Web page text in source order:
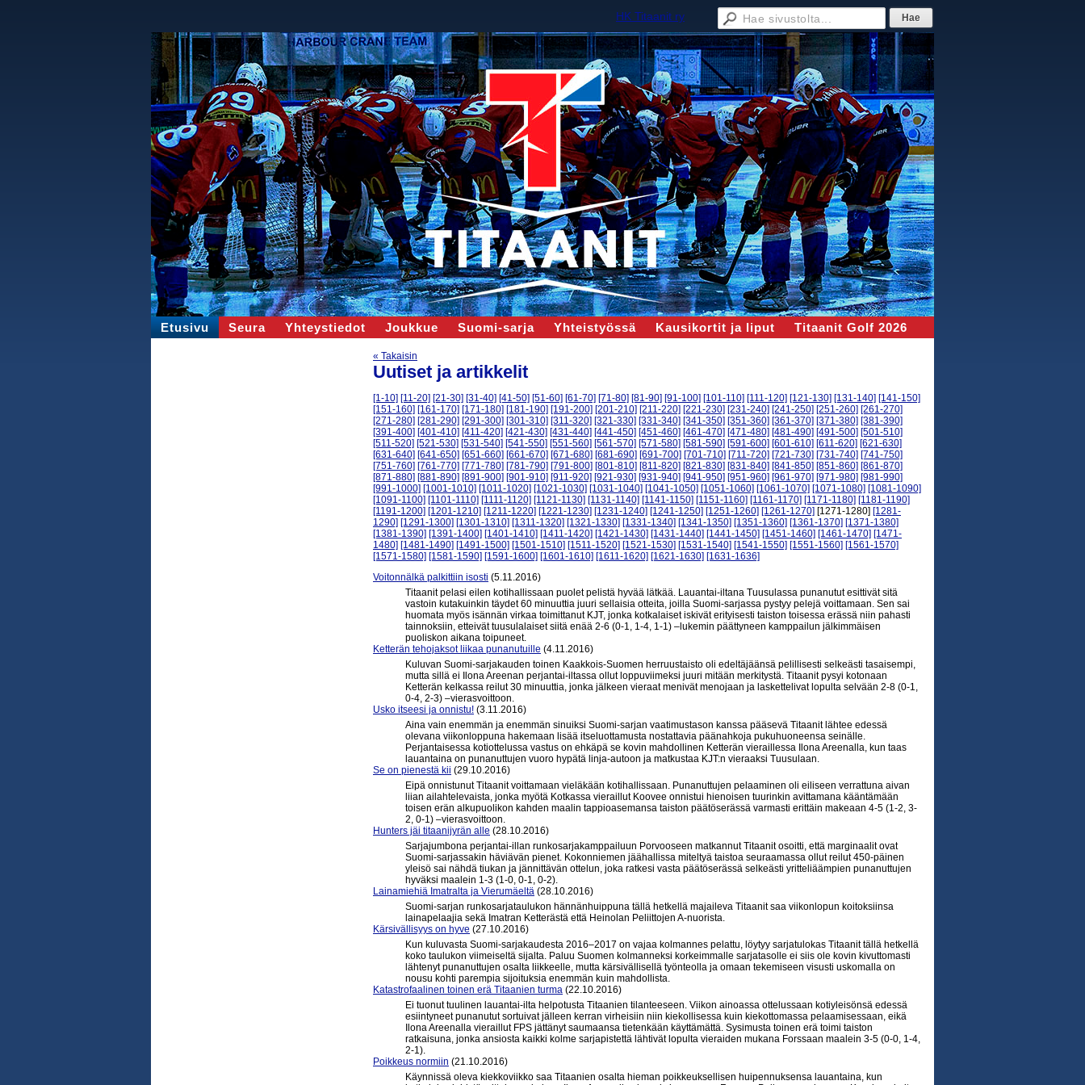
HK Titaanit ry
Etusivu Seura Yhteystiedot Joukkue Suomi-sarja Yhteistyössä Kausikortit ja liput Titaanit Golf 2026
« Takaisin
Uutiset ja artikkelit
[1-10] [11-20] [21-30] [31-40] [41-50] [51-60] [61-70] [71-80] [81-90] [91-100] [101-110] [111-120] [121-130] [131-140] [141-150]
[151-160] [161-170] [171-180] [181-190] [191-200] [201-210] [211-220] [221-230] [231-240] [241-250] [251-260] [261-270]
[271-280] [281-290] [291-300] [301-310] [311-320] [321-330] [331-340] [341-350] [351-360] [361-370] [371-380] [381-390]
[391-400] [401-410] [411-420] [421-430] [431-440] [441-450] [451-460] [461-470] [471-480] [481-490] [491-500] [501-510]
[511-520] [521-530] [531-540] [541-550] [551-560] [561-570] [571-580] [581-590] [591-600] [601-610] [611-620] [621-630]
[631-640] [641-650] [651-660] [661-670] [671-680] [681-690] [691-700] [701-710] [711-720] [721-730] [731-740] [741-750]
[751-760] [761-770] [771-780] [781-790] [791-800] [801-810] [811-820] [821-830] [831-840] [841-850] [851-860] [861-870]
[871-880] [881-890] [891-900] [901-910] [911-920] [921-930] [931-940] [941-950] [951-960] [961-970] [971-980] [981-990]
[991-1000] [1001-1010] [1011-1020] [1021-1030] [1031-1040] [1041-1050] [1051-1060] [1061-1070] [1071-1080] [1081-1090]
[1091-1100] [1101-1110] [1111-1120] [1121-1130] [1131-1140] [1141-1150] [1151-1160] [1161-1170] [1171-1180] [1181-1190]
[1191-1200] [1201-1210] [1211-1220] [1221-1230] [1231-1240] [1241-1250] [1251-1260] [1261-1270] [1271-1280] [1281-
1290] [1291-1300] [1301-1310] [1311-1320] [1321-1330] [1331-1340] [1341-1350] [1351-1360] [1361-1370] [1371-1380]
[1381-1390] [1391-1400] [1401-1410] [1411-1420] [1421-1430] [1431-1440] [1441-1450] [1451-1460] [1461-1470] [1471-
1480] [1481-1490] [1491-1500] [1501-1510] [1511-1520] [1521-1530] [1531-1540] [1541-1550] [1551-1560] [1561-1570]
[1571-1580] [1581-1590] [1591-1600] [1601-1610] [1611-1620] [1621-1630] [1631-1636]
Voitonnälkä palkittiin isosti (5.11.2016)
Titaanit pelasi eilen kotihallissaan puolet pelistä hyvää lätkää. Lauantai-iltana Tuusulassa punanutut esittivät sitä
vastoin kutakuinkin täydet 60 minuuttia juuri sellaisia otteita, joilla Suomi-sarjassa pystyy pelejä voittamaan. Sen sai
huomata myös isännän virkaa toimittanut KJT, jonka kotkalaiset iskivät erityisesti taiston toisessa erässä niin pahasti
tainnoksiin, etteivät tuusulalaiset siitä enää 2-6 (0-1, 1-4, 1-1) –lukemin päättyneen kamppailun jälkimmäisen
puoliskon aikana toipuneet.
Ketterän tehojaksot liikaa punanutuille (4.11.2016)
Kuluvan Suomi-sarjakauden toinen Kaakkois-Suomen herruustaisto oli edeltäjäänsä pelillisesti selkeästi tasaisempi,
mutta sillä ei Ilona Areenan perjantai-iltassa ollut loppuviimeksi juuri mitään merkitystä. Titaanit pysyi kotonaan
Ketterän kelkassa reilut 30 minuuttia, jonka jälkeen vieraat menivät menojaan ja laskettelivat lopulta selvään 2-8 (0-1,
0-4, 2-3) –vierasvoittoon.
Usko itseesi ja onnistu! (3.11.2016)
Aina vain enemmän ja enemmän sinuiksi Suomi-sarjan vaatimustason kanssa pääsevä Titaanit lähtee edessä
olevana viikonloppuna hakemaan lisää itseluottamusta nostattavia päänahkoja pukuhuoneensa seinälle.
Perjantaisessa kotiottelussa vastus on ehkäpä se kovin mahdollinen Ketterän vieraillessa Ilona Areenalla, kun taas
lauantaina on punanuttujen vuoro hypätä linja-autoon ja matkustaa KJT:n vieraaksi Tuusulaan.
Se on pienestä kii (29.10.2016)
Eipä onnistunut Titaanit voittamaan vieläkään kotihallissaan. Punanuttujen pelaaminen oli eiliseen verrattuna aivan
liian ailahtelevaista, jonka myötä Kotkassa vieraillut Koovee onnistui hienoisen tuurinkin avittamana kääntämään
toisen erän alkupuolikon kahden maalin tappioasemansa taiston päätöserässä varmasti erittäin makeaan 4-5 (1-2, 3-
2, 0-1) –vierasvoittoon.
Hunters jäi titaanijyrän alle (28.10.2016)
Sarjajumbona perjantai-illan runkosarjakamppailuun Porvooseen matkannut Titaanit osoitti, että marginaalit ovat
Suomi-sarjassakin häviävän pienet. Kokonniemen jäähallissa miteltyä taistoa seuraamassa ollut reilut 450-päinen
yleisö sai nähdä tiukan ja jännittävän ottelun, joka ratkesi vasta päätöserässä selkeästi yritteliäämpien punanuttujen
hyväksi maalein 1-3 (1-0, 0-1, 0-2).
Lainamiehiä Imatralta ja Vierumäeltä (28.10.2016)
Suomi-sarjan runkosarjataulukon hännänhuippuna tällä hetkellä majaileva Titaanit saa viikonlopun koitoksiinsa
lainapelaajia sekä Imatran Ketterästä että Heinolan Peliittojen A-nuorista.
Kärsivällisyys on hyve (27.10.2016)
Kun kuluvasta Suomi-sarjakaudesta 2016–2017 on vajaa kolmannes pelattu, löytyy sarjatulokas Titaanit tällä hetkellä
koko taulukon viimeiseltä sijalta. Paluu Suomen kolmanneksi korkeimmalle sarjatasolle ei siis ole kovin kivuttomasti
lähtenyt punanuttujen osalta liikkeelle, mutta kärsivällisellä työnteolla ja omaan tekemiseen visusti uskomalla on
nousu kohti parempia sijoituksia enemmän kuin mahdollista.
Katastrofaalinen toinen erä Titaanien turma (22.10.2016)
Ei tuonut tuulinen lauantai-ilta helpotusta Titaanien tilanteeseen. Viikon ainoassa ottelussaan kotiyleisönsä edessä
esiintyneet punanutut sortuivat jälleen kerran virheisiin niin kiekollisessa kuin kiekottomassa pelaamisessaan, eikä
Ilona Areenalla vieraillut FPS jättänyt saumaansa tietenkään käyttämättä. Sysimusta toinen erä toimi taiston
ratkaisuna, jonka ansiosta kaikki kolme sarjapistettä lähtivät lopulta vieraiden mukana Forssaan maalein 3-5 (0-0, 1-4,
2-1).
Poikkeus normiin (21.10.2016)
Käynnissä oleva kiekkoviikko saa Titaanien osalta hieman poikkeuksellisen huipennuksensa lauantaina, kun